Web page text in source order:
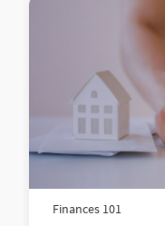
Finances 101